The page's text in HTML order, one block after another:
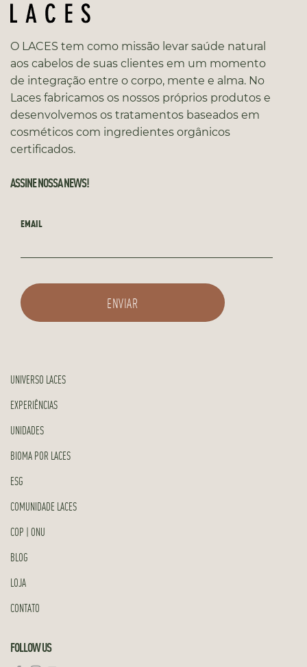
O LACES tem como missão levar saúde natural
aos cabelos de suas clientes em um momento
de integração entre o corpo, mente e alma. No
Laces fabricamos os nossos próprios produtos e
desenvolvemos os tratamentos baseados em
cosméticos com ingredientes orgânicos
certificados.
ASSINE NOSSA NEWS!
EMAIL
UNIVERSO LACES
EXPERIÊNCIAS
UNIDADES
BIOMA POR LACES
ESG
COMUNIDADE LACES
COP | ONU
BLOG
LOJA
CONTATO
FOLLOW US